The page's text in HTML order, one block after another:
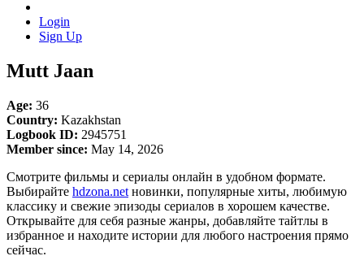
Login
Sign Up
Mutt Jaan
Age: 36
Country: Kazakhstan
Logbook ID: 2945751
Member since: May 14, 2026
Смотрите фильмы и сериалы онлайн в удобном формате.
Выбирайте hdzona.net новинки, популярные хиты, любимую
классику и свежие эпизоды сериалов в хорошем качестве.
Открывайте для себя разные жанры, добавляйте тайтлы в
избранное и находите истории для любого настроения прямо
сейчас.